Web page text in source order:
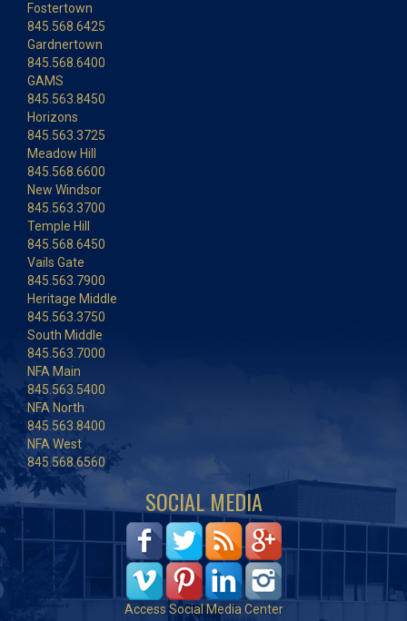
Fostertown
845.568.6425
Gardnertown
845.568.6400
GAMS
845.563.8450
Horizons
845.563.3725
Meadow Hill
845.568.6600
New Windsor
845.563.3700
Temple Hill
845.568.6450
Vails Gate
845.563.7900
Heritage Middle
845.563.3750
South Middle
845.563.7000
NFA Main
845.563.5400
NFA North
845.563.8400
NFA West
845.568.6560
SOCIAL MEDIA
Access Social Media Center